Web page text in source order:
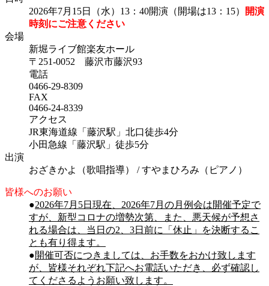
2026年7月15日（水）13：40開演（開場は13：15）
開演
時刻にご注意ください
会場
新堀ライブ館楽友ホール
〒251-0052 藤沢市藤沢93
電話
0466-29-8309
FAX
0466-24-8339
アクセス
JR東海道線「藤沢駅」北口徒歩4分
小田急線「藤沢駅」徒歩5分
出演
おざきかよ（歌唱指導） / すやまひろみ（ピアノ）
皆様へのお願い
●2026年7月5日現在、2026年7月の月例会は開催予定で
すが、新型コロナの増勢次第、また、悪天候が予想さ
れる場合は、当日の2、3日前に「休止」を決断するこ
とも有り得ます。
●開催可否につきましては、お手数をおかけ致します
が、皆様それぞれ下記へお電話いただき、 必ず確認し
てくださるようお願い致します。